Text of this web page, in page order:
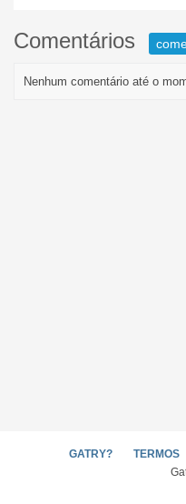
Comentários
Nenhum comentário até o
GATRY? TERMOS